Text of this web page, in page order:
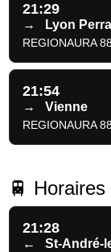
21:29
→ Lyon
REGIONAURA
21:54
→ Vienne
REGIONAURA
🚆
21:28
← St-André-